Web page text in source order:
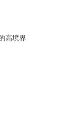
高境界